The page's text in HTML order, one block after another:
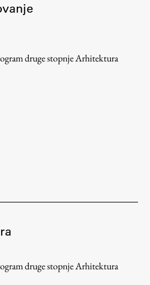
druge stopnje Arhitektura
druge stopnje Arhitektura